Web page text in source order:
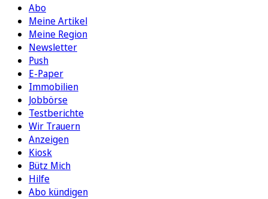
Abo
Meine Artikel
Meine Region
Newsletter
Push
E-Paper
Immobilien
Jobbörse
Testberichte
Wir Trauern
Anzeigen
Kiosk
Bütz Mich
Hilfe
Abo kündigen